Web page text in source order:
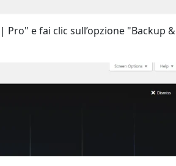
e fai clic sull’opzione "Backup &